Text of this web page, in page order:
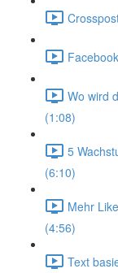
Wo wird
(1:08)
5
(6:10)
Mehr
(4:56)
Text